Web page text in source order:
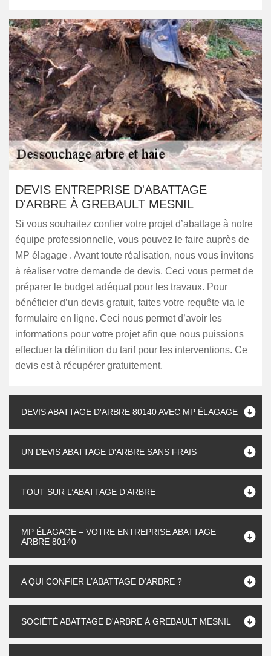
DEVIS ENTREPRISE D'ABATTAGE
D'ARBRE À GREBAULT MESNIL
Si vous souhaitez confier votre projet d’abattage à notre
équipe professionnelle, vous pouvez le faire auprès de
MP élagage . Avant toute réalisation, nous vous invitons
à réaliser votre demande de devis. Ceci vous permet de
préparer le budget adéquat pour les travaux. Pour
bénéficier d’un devis gratuit, faites votre requête via le
formulaire en ligne. Ceci nous permet d’avoir les
informations pour votre projet afin que nous puissions
effectuer la définition du tarif pour les interventions. Ce
devis est à récupérer gratuitement.
DEVIS ABATTAGE D'ARBRE 80140 AVEC MP ÉLAGAGE
UN DEVIS ABATTAGE D'ARBRE SANS FRAIS
TOUT SUR L’ABATTAGE D’ARBRE
MP ÉLAGAGE – VOTRE ENTREPRISE ABATTAGE
ARBRE 80140
A QUI CONFIER L’ABATTAGE D‘ARBRE ?
SOCIÉTÉ ABATTAGE D'ARBRE À GREBAULT MESNIL